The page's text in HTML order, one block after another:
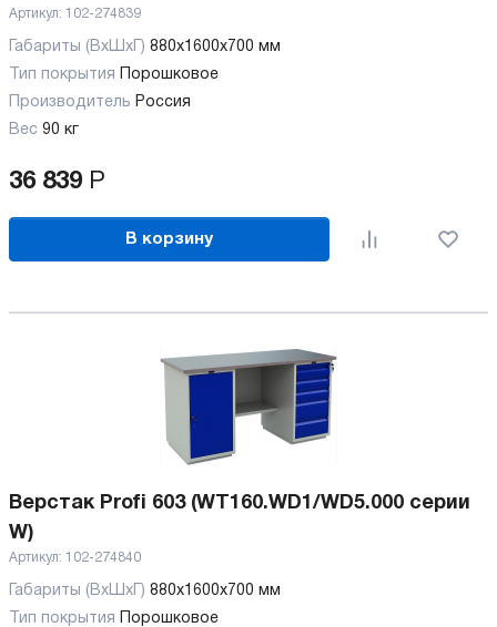
Артикул: 102-274839
Габариты (ВхШхГ) 880x1600x700 мм
Тип покрытия
Порошковое
Производитель Россия
Вес 90 кг
36 839 Р
В корзину
Верстак Profi 603 (WT160.WD1/WD5.000 серии
W)
Артикул: 102-274840
Габариты (ВхШхГ) 880x1600x700 мм
Тип покрытия
Порошковое